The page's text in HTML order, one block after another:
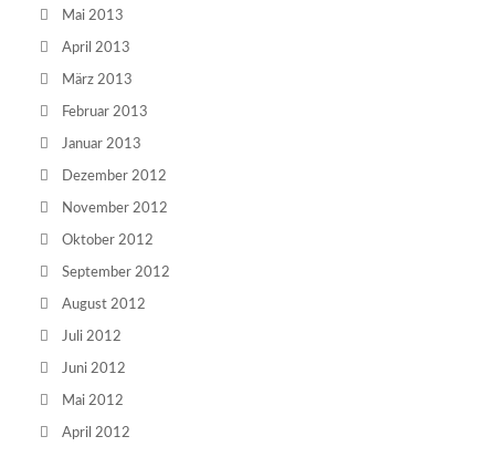
Mai 2013
April 2013
März 2013
Februar 2013
Januar 2013
Dezember 2012
November 2012
Oktober 2012
September 2012
August 2012
Juli 2012
Juni 2012
Mai 2012
April 2012